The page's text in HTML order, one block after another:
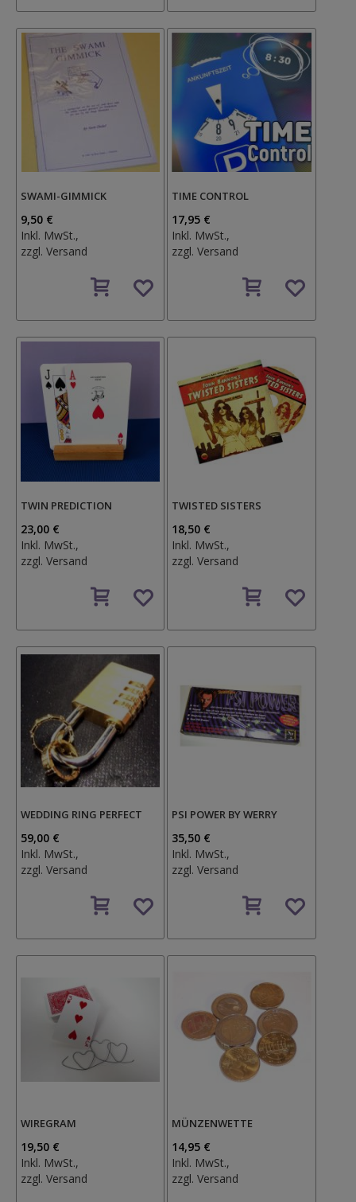
SWAMI-GIMMICK
9,50 €
Inkl. MwSt.,
zzgl. Versand
den
TIME CONTROL
17,95 €
Inkl. MwSt.,
zzgl.Versand
den
TWIN PREDICTION
23,00 €
Inkl. MwSt.,
zzgl. Versand
den
TWISTED SISTERS
18,50 €
Inkl. MwSt.,
zzgl.Versand
den
WEDDING RING PERFECT
59,00 €
Inkl. MwSt.,
zzgl. Versand
den
PSI POWER BY WERRY
35,50 €
Inkl. MwSt.,
zzgl.Versand
den
WIREGRAM
19,50 €
Inkl. MwSt.,
zzgl. Versand
MÜNZENWETTE
14,95 €
Inkl. MwSt.,
zzgl.Versand